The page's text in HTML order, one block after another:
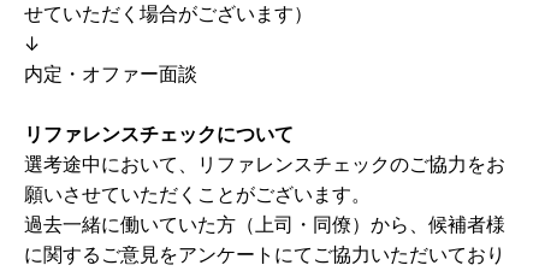
せていただく場合がございます）
↓
内定・オファー面談
リファレンスチェックについて
選考途中において、リファレンスチェックのご協力をお
願いさせていただくことがございます。
過去一緒に働いていた方（上司・同僚）から、候補者様
に関するご意見をアンケートにてご協力いただいており